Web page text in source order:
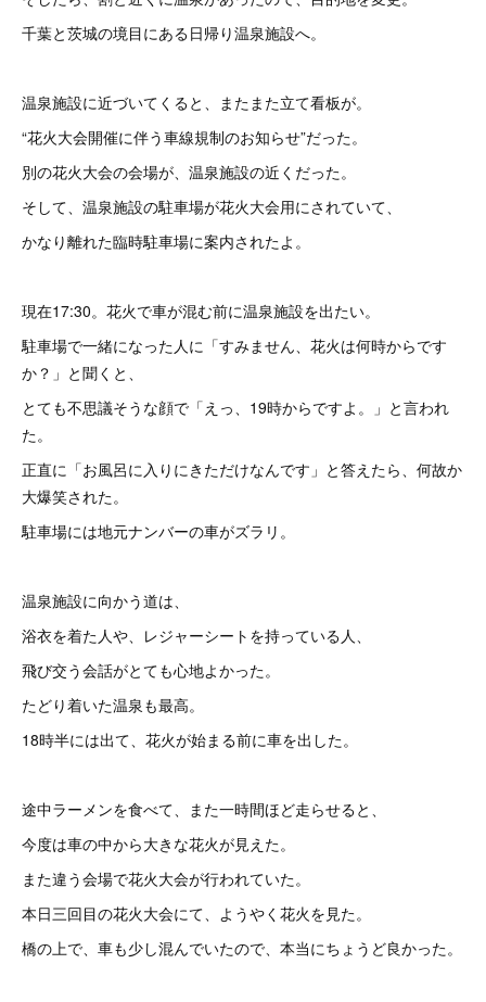
千葉と茨城の境目にある日帰り温泉施設へ。
温泉施設に近づいてくると、またまた立て看板が。
“花火大会開催に伴う車線規制のお知らせ”だった。
別の花火大会の会場が、温泉施設の近くだった。
そして、温泉施設の駐車場が花火大会用にされていて、
かなり離れた臨時駐車場に案内されたよ。
現在17:30。花火で車が混む前に温泉施設を出たい。
駐車場で一緒になった人に「すみません、花火は何時からです
か？」と聞くと、
とても不思議そうな顔で「えっ、19時からですよ。」と言われ
た。
正直に「お風呂に入りにきただけなんです」と答えたら、何故か
大爆笑された。
駐車場には地元ナンバーの車がズラリ。
温泉施設に向かう道は、
浴衣を着た人や、レジャーシートを持っている人、
飛び交う会話がとても心地よかった。
たどり着いた温泉も最高。
18時半には出て、花火が始まる前に車を出した。
途中ラーメンを食べて、また一時間ほど走らせると、
今度は車の中から大きな花火が見えた。
また違う会場で花火大会が行われていた。
本日三回目の花火大会にて、ようやく花火を見た。
橋の上で、車も少し混んでいたので、本当にちょうど良かった。